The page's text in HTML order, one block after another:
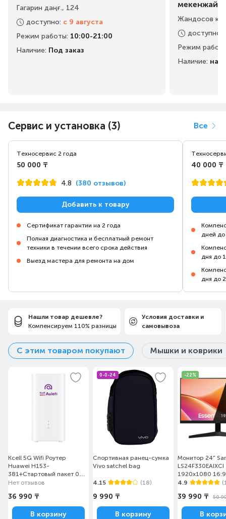
Гагарин даңғ., 124
доступно: с 9 августа
Режим работы: 10:00-21:00
Наличие: Под заказ
Жандосов
доступно
Режим
Наличие: на
Сервис и установка (3) Все
Техносервис 2 года
50 000 ₸
4.8 (380 отзывов)
Добавить к товару
Сертификат гарантии на 2 года
Полная диагностика и бесплатный ремонт
техники в течении всего срока действия
Выезд мастера для ремонта на дом
40 000 ₸
дней до
дня до
дня до
Нашли товар дешевле?
Компенсируем 110% разницы
Условия доставки и
самовывоза
С этим товаром покупают Мышки и коврики
Kcell 5G Wifi Роутер
Huawei H153-
381+Стартовый пакет 0
Kcell Auleti
Нет отзывов
36 990 ₸
В корзину
0-0-24
Спортивная ранец-сумка
Vivo satchel bag
4.15 (18)
9 990 ₸
В корзину
-22%
Монитор 24"
LS24F330EAIXCI
1920x1080
(HDMI+DP) Black
4.9
39 990 ₸ 50
В